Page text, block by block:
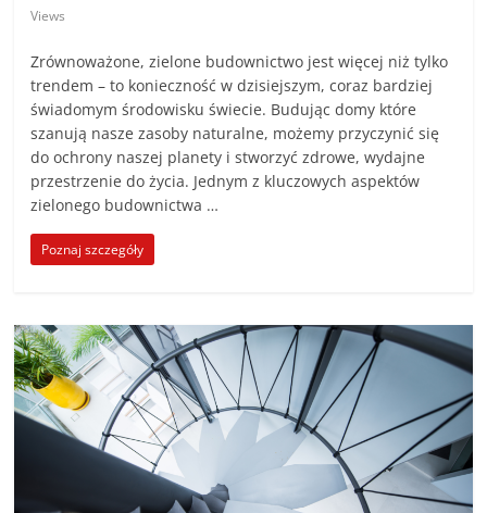
Views
Zrównoważone, zielone budownictwo jest więcej niż tylko
trendem – to konieczność w dzisiejszym, coraz bardziej
świadomym środowisku świecie. Budując domy które
szanują nasze zasoby naturalne, możemy przyczynić się
do ochrony naszej planety i stworzyć zdrowe, wydajne
przestrzenie do życia. Jednym z kluczowych aspektów
zielonego budownictwa …
Poznaj szczegóły